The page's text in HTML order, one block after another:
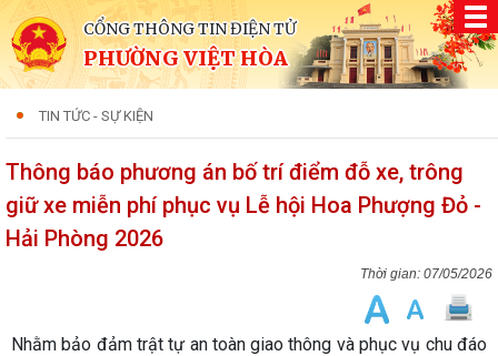
CỔNG THÔNG TIN ĐIỆN TỬ
PHƯỜNG VIỆT HÒA
TIN TỨC - SỰ KIỆN
Thông báo phương án bố trí điểm đỗ xe, trông
giữ xe miễn phí phục vụ Lễ hội Hoa Phượng Đỏ -
Hải Phòng 2026
07/05/2026
Nhằm bảo đảm trật tự an toàn giao thông và phục vụ chu đáo